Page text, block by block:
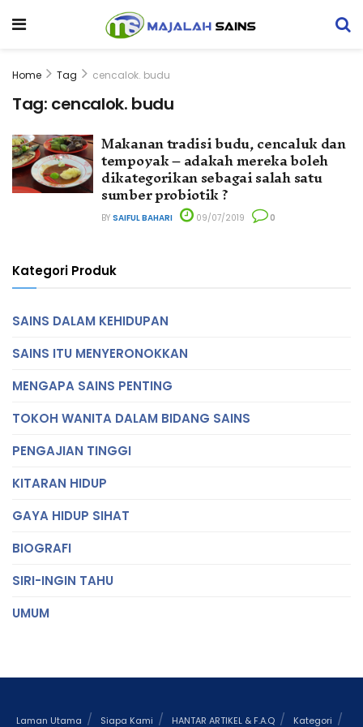
Home Tag cencalok. budu
Tag: cencalok. budu
Makanan tradisi budu, cencaluk dan
tempoyak – adakah mereka boleh
dikategorikan sebagai salah satu
sumber probiotik ?
BY SAIFUL BAHARI 09/07/2019 0
Kategori Produk
SAINS DALAM KEHIDUPAN
SAINS ITU MENYERONOKKAN
MENGAPA SAINS PENTING
TOKOH WANITA DALAM BIDANG SAINS
PENGAJIAN TINGGI
KITARAN HIDUP
GAYA HIDUP SIHAT
BIOGRAFI
SIRI-INGIN TAHU
UMUM
Laman Utama Siapa Kami HANTAR ARTIKEL & F.A.Q Kategori